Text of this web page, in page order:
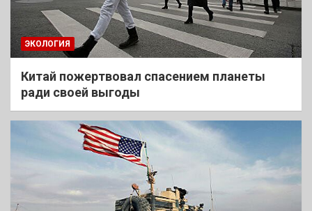
ЭКОЛОГИЯ
Китай пожертвовал спасением планеты
ради своей выгоды